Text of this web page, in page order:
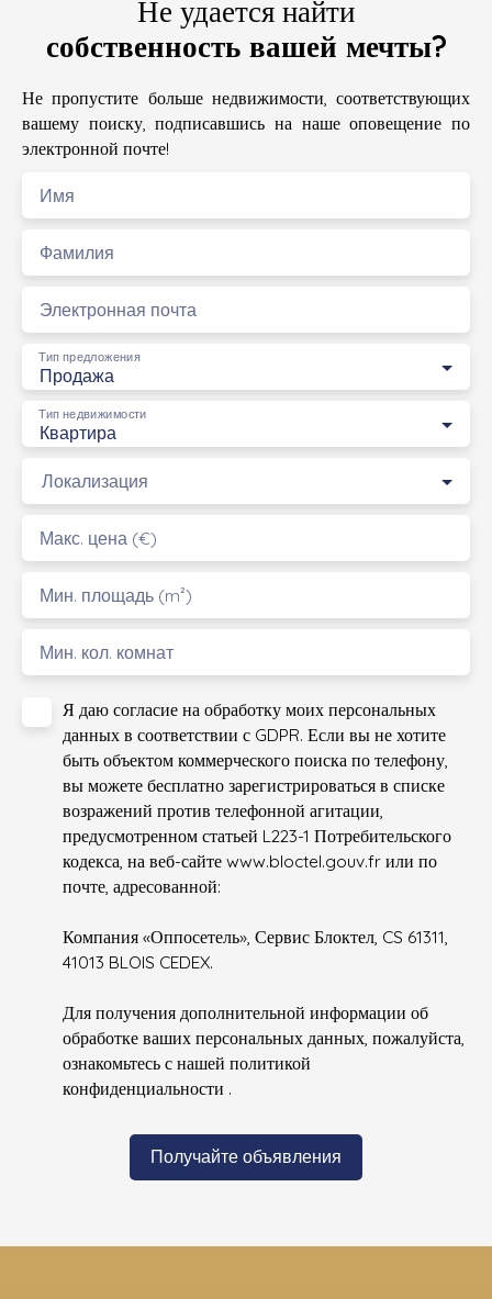
Не удается найти
собственность вашей мечты?
Не пропустите больше недвижимости, соответствующих
вашему поиску, подписавшись на наше оповещение по
электронной почте!
Имя
Фамилия
Электронная почта
Продажа
Тип предложения
Квартира
Тип недвижимости
Локализация
Макс. цена (€)
Мин. площадь (m²)
Мин. кол. комнат
Я даю согласие на обработку моих персональных
данных в соответствии с GDPR. Если вы не хотите
быть объектом коммерческого поиска по телефону,
вы можете бесплатно зарегистрироваться в списке
возражений против телефонной агитации,
предусмотренном статьей L223-1 Потребительского
кодекса, на веб-сайте www.bloctel.gouv.fr или по
почте, адресованной:
Компания «Оппосетель», Сервис Блоктел, CS 61311,
41013 BLOIS CEDEX.
Для получения дополнительной информации об
обработке ваших персональных данных, пожалуйста,
ознакомьтесь с нашей политикой
конфиденциальности .
Получайте объявления